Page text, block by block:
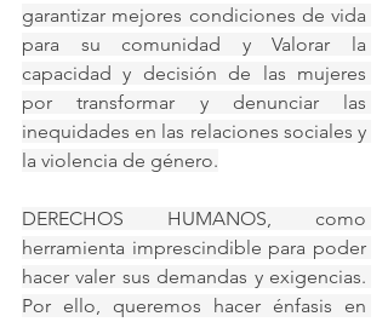
garantizar mejores condiciones de vida
para su comunidad y Valorar la
capacidad y decisión de las mujeres
por transformar y denunciar las
inequidades en las relaciones sociales y
la violencia de género.
DERECHOS HUMANOS, como
herramienta imprescindible para poder
hacer valer sus demandas y exigencias.
Por ello, queremos hacer énfasis en